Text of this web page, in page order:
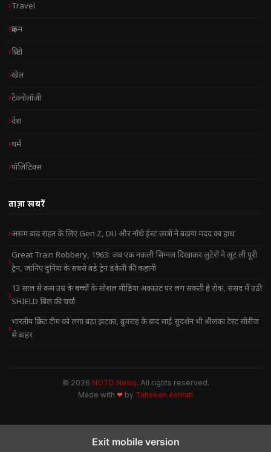
Travel
क्राइम
क्रिप्टो
खेल
टेक्नोलॉजी
देश
धर्म
पॉलिटिक्स
ताज़ा खबरें
असम बाढ़ राहत के लिए Gen Z, DU और नॉर्थ ईस्ट छात्रों ने बढ़ाया मदद का हाथ
Great Train Robbery, 1963: जब एक नकली सिग्नल दिखाकर लुटेरों ने लूट ली पूरी
ट्रेन, जानिए दुनिया के सबसे बड़े ट्रेन डकैती की कहानी
13 साल से कम उम्र के बच्चों के सोशल मीडिया अकाउंट पर लग सकती है रोक, संसद में उठी
SHIELD बिल की चर्चा
भारतीय क्रिकेट टीम को लगा बड़ा झटका, बुमराह के बाद साई सुदर्शन भी श्रीलंका टेस्ट सीरीज
से बाहर
© 2026 NOTD News. All rights reserved.
Made with ❤ by Tahseen Ashrafi
Exit mobile version